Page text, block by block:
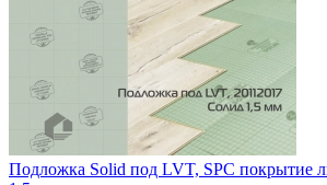
Подложка Solid под LVT, SPC покрытие